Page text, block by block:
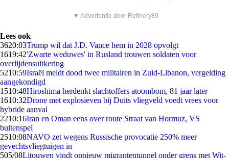
▼ Advertentie door Refinery89
Lees ook
3620:03Trump wil dat J.D. Vance hem in 2028 opvolgt
1619:42'Zwarte weduwes' in Rusland trouwen soldaten voor
overlijdensuitkering
5210:59Israël meldt dood twee militairen in Zuid-Libanon, vergelding
aangekondigd
1510:48Hiroshima herdenkt slachtoffers atoombom, 81 jaar later
1610:32Drone met explosieven bij Duits vliegveld voedt vrees voor
hybride aanval
2210:16Iran en Oman eens over route Straat van Hormuz, VS
buitenspel
2510:08NAVO zet wegens Russische provocatie 250% meer
gevechtsvliegtuigen in
505/08Litouwen vindt opnieuw migrantentunnel onder grens met Wit-